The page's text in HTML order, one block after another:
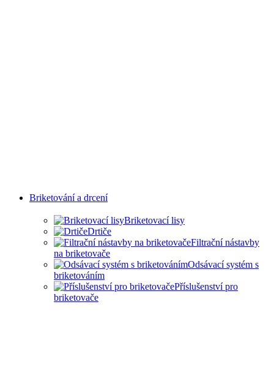
Briketování a drcení
Briketovací lisy
Drtiče
Filtrační nástavby
na briketovače
Odsávací systém s
briketováním
Příslušenství pro
briketovače